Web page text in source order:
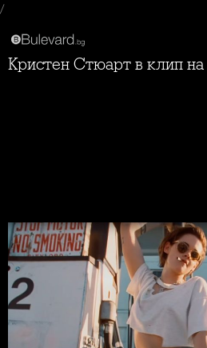
/
Кристен Стюарт в клип